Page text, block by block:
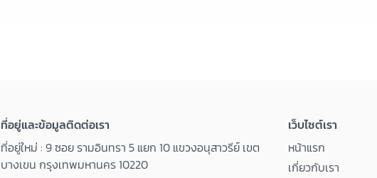
ที่อยู่และข้อมูลติดต่อเรา
ที่อยู่ใหม่ : 9 ซอย รามอินทรา 5 แยก 10 แขวงอนุสาวรีย์ เขต
บางเขน กรุงเทพมหานคร 10220
เว็บไซต์เรา
หน้าแรก
เกี่ยวกับเรา